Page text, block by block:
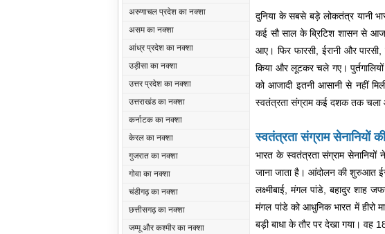
अरुणाचल प्रदेश का नक्शा
असम का नक्शा
आंध्र प्रदेश का नक्शा
उड़ीसा का नक्शा
उत्तर प्रदेश का नक्शा
उत्तराखंड का नक्शा
कर्नाटक का नक्शा
केरल का नक्शा
गुजरात का नक्शा
गोवा का नक्शा
चंडीगढ़ का नक्शा
छत्तीसगढ़ का नक्शा
जम्मू और कश्मीर का नक्शा
दुनिया के सबसे बड़े लोकतंत्र यानी
कई सौ साल के ब्रिटिश शासन से
आए। फिर फारसी, ईरानी और
किया और लूटकर चले गए।
को आजादी इतनी आसानी से नहीं
स्वतंत्रता संग्राम कई दशक तक चला
स्वतंत्रता संग्राम सेनानियों
भारत के स्वतंत्रता संग्राम
जाना जाता है। आंदोलन की शुरुआत
लक्ष्मीबाई, मंगल पांडे, बहादुर शाह
मंगल पांडे को आधुनिक भारत में हीरो
बड़ी बाधा के तौर पर देखा गया। वह